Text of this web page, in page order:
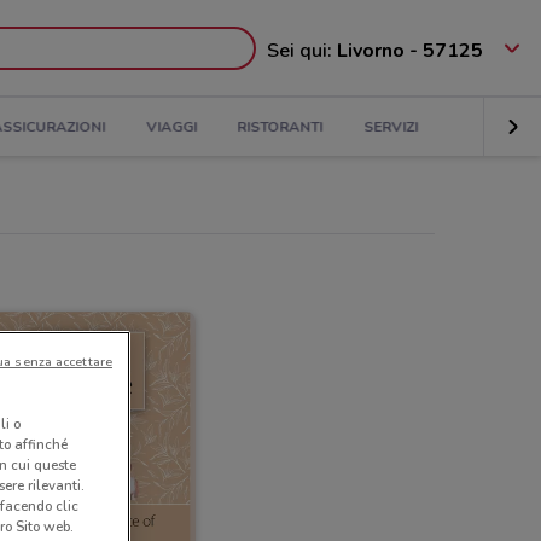
Sei qui: Livorno - 57125
VIAGGI RISTORANTI SERVIZI
o
affinché
cui queste
rilevanti.
clic
Sito web.
senza accettare